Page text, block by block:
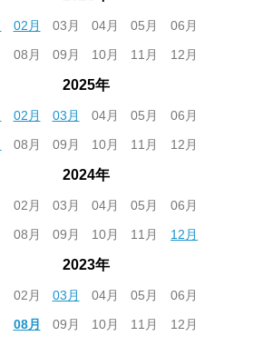
02月 03月 04月 05月
06月
08月 09月 10月 11月 12月
2025年
02月 03月 04月 05月
06月
08月 09月 10月 11月 12月
2024年
02月 03月 04月 05月
06月
08月 09月 10月 11月 12月
2023年
02月 03月 04月 05月
06月
08月 09月 10月 11月 12月